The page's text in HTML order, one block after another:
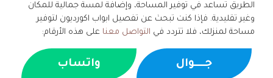
الطريق تساعد في توفير المساحة، وإضافة لمسة جمالية للمكان
وغير تقليدية. فإذا كنت تبحث عن تفصيل ابواب اكورديون لتوفير
مساحة لمنزلك، فلا تتردد في التواصل معنا على هذه الأرقام:
جــــوال واتساب